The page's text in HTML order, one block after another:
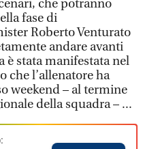
che potranno
fase di
Roberto Venturato
andare avanti
è stata manifestata nel
l’allenatore ha
weekend – al termine
della squadra – ...